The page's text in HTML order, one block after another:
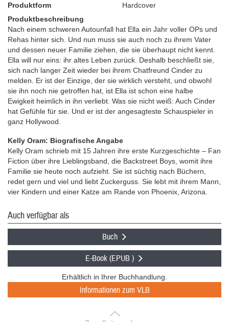
Produktform
Hardcover
Produktbeschreibung
Nach einem schweren Autounfall hat Ella ein Jahr voller OPs und
Rehas hinter sich. Und nun muss sie auch noch zu ihrem Vater
und dessen neuer Familie ziehen, die sie überhaupt nicht kennt.
Ella will nur eins: ihr altes Leben zurück. Deshalb beschließt sie,
sich nach langer Zeit wieder bei ihrem Chatfreund Cinder zu
melden. Er ist der Einzige, der sie wirklich versteht, und obwohl
sie ihn noch nie getroffen hat, ist Ella ist schon eine halbe
Ewigkeit heimlich in ihn verliebt. Was sie nicht weiß: Auch Cinder
hat Gefühle für sie. Und er ist der angesagteste Schauspieler in
ganz Hollywood.
Kelly Oram: Biografische Angabe
Kelly Oram schrieb mit 15 Jahren ihre erste Kurzgeschichte – Fan
Fiction über ihre Lieblingsband, die Backstreet Boys, womit ihre
Familie sie heute noch aufzieht. Sie ist süchtig nach Büchern,
redet gern und viel und liebt Zuckerguss. Sie lebt mit ihrem Mann,
vier Kindern und einer Katze am Rande von Phoenix, Arizona.
Auch verfügbar als
Buch
E-Book (EPUB )
Erhältlich in Ihrer Buchhandlung.
Informationen zum VLB